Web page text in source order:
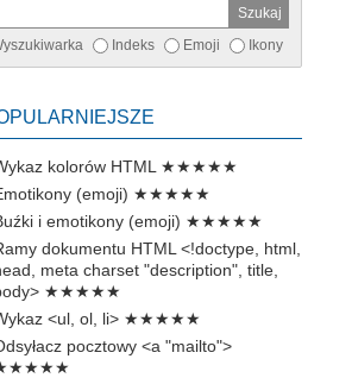
Indeks Emoji Ikony
kolorów HTML ★★★★★
(emoji) ★★★★★
i emotikony (emoji) ★★★★★
dokumentu HTML <!doctype, html,
meta charset "description", title,
★★★★★
<ul, ol, li> ★★★★★
pocztowy <a "mailto">